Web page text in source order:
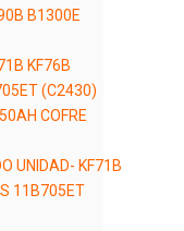
B1300E
KF76B
(C2430)
COFRE
UNIDAD- KF71B
11B705ET